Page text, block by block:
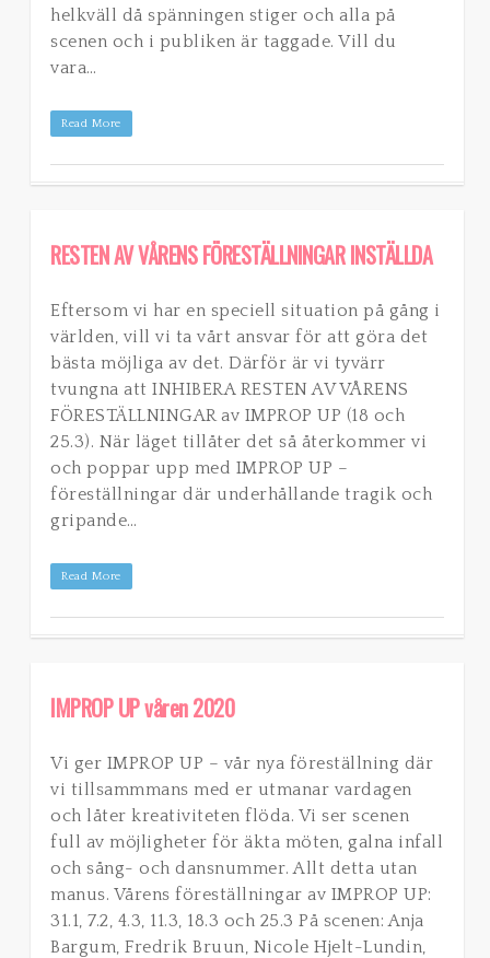
helkväll då spänningen stiger och alla på
scenen och i publiken är taggade. Vill du
vara…
Read More
RESTEN AV VÅRENS FÖRESTÄLLNINGAR INSTÄLLDA
Eftersom vi har en speciell situation på gång i
världen, vill vi ta vårt ansvar för att göra det
bästa möjliga av det. Därför är vi tyvärr
tvungna att INHIBERA RESTEN AV VÅRENS
FÖRESTÄLLNINGAR av IMPROP UP (18 och
25.3). När läget tillåter det så återkommer vi
och poppar upp med IMPROP UP –
föreställningar där underhållande tragik och
gripande…
Read More
IMPROP UP våren 2020
Vi ger IMPROP UP – vår nya föreställning där
vi tillsammmans med er utmanar vardagen
och låter kreativiteten flöda. Vi ser scenen
full av möjligheter för äkta möten, galna infall
och sång- och dansnummer. Allt detta utan
manus. Vårens föreställningar av IMPROP UP:
31.1, 7.2, 4.3, 11.3, 18.3 och 25.3 På scenen: Anja
Bargum, Fredrik Bruun, Nicole Hjelt-Lundin,